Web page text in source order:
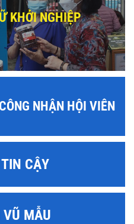
KHỞI NGHIỆP
NHẬN HỘI VIÊN
CẬY
MẪU